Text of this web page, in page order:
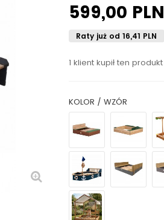
599,00 PLN
Raty już od 16,41 PLN
1 klient kupił ten produkt
KOLOR / WZÓR